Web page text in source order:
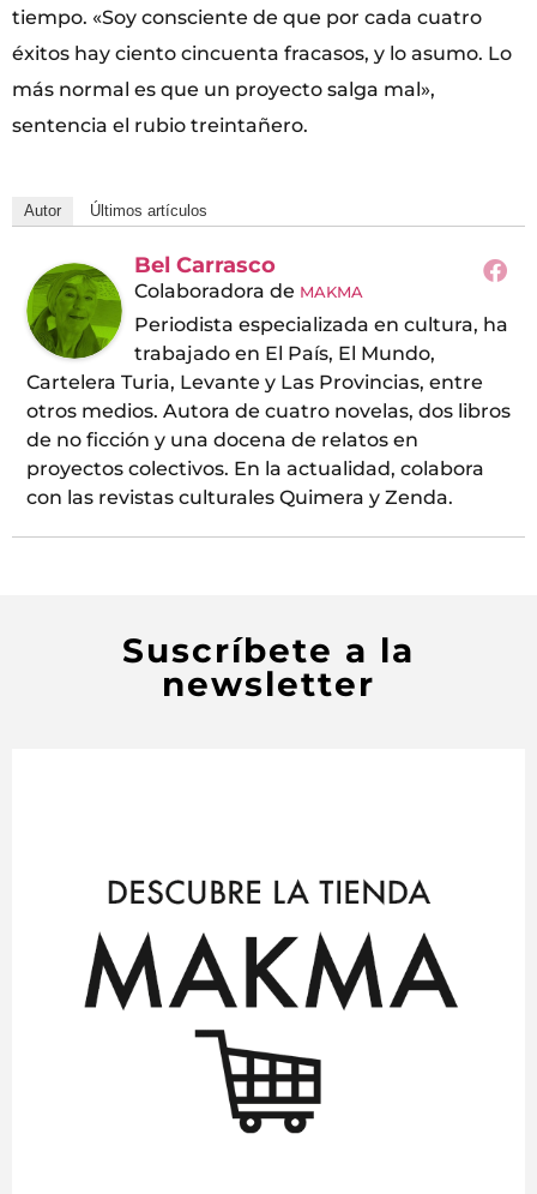
tiempo. «Soy consciente de que por cada cuatro
éxitos hay ciento cincuenta fracasos, y lo asumo. Lo
más normal es que un proyecto salga mal»,
sentencia el rubio treintañero.
Autor Últimos artículos
Bel Carrasco
Colaboradora de MAKMA
Periodista especializada en cultura, ha
trabajado en El País, El Mundo,
Cartelera Turia, Levante y Las Provincias, entre
otros medios. Autora de cuatro novelas, dos libros
de no ficción y una docena de relatos en
proyectos colectivos. En la actualidad, colabora
con las revistas culturales Quimera y Zenda.
Suscríbete a la
newsletter